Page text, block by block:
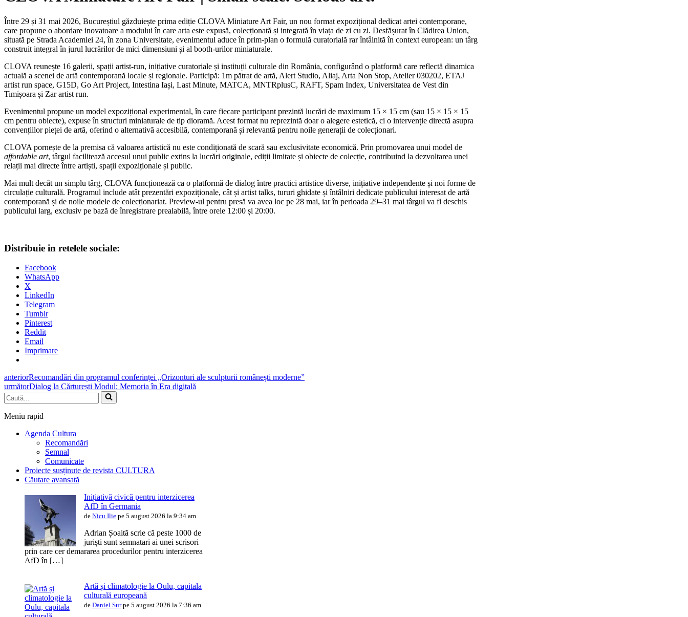
Între 29 și 31 mai 2026, Bucureștiul găzduiește prima ediție CLOVA Miniature Art Fair, un nou format expozițional dedicat artei contemporane,
care propune o abordare inovatoare a modului în care arta este expusă, colecționată și integrată în viața de zi cu zi. Desfășurat în Clădirea Union,
situată pe Strada Academiei 24, în zona Universitate, evenimentul aduce în prim-plan o formulă curatorială rar întâlnită în context european: un târg
construit integral în jurul lucrărilor de mici dimensiuni și al booth-urilor miniaturale.
CLOVA reunește 16 galerii, spații artist-run, inițiative curatoriale și instituții culturale din România, configurând o platformă care reflectă dinamica
actuală a scenei de artă contemporană locale și regionale. Participă: 1m pătrat de artă, Alert Studio, Aliaj, Arta Non Stop, Atelier 030202, ETAJ
artist run space, G15D, Go Art Project, Intestina Iași, Last Minute, MATCA, MNTRplusC, RAFT, Spam Index, Universitatea de Vest din
Timișoara și Zar artist run.
Evenimentul propune un model expozițional experimental, în care fiecare participant prezintă lucrări de maximum 15 × 15 cm (sau 15 × 15 × 15
cm pentru obiecte), expuse în structuri miniaturale de tip dioramă. Acest format nu reprezintă doar o alegere estetică, ci o intervenție directă asupra
convențiilor pieței de artă, oferind o alternativă accesibilă, contemporană și relevantă pentru noile generații de colecționari.
CLOVA pornește de la premisa că valoarea artistică nu este condiționată de scară sau exclusivitate economică. Prin promovarea unui model de
affordable art, târgul facilitează accesul unui public extins la lucrări originale, ediții limitate și obiecte de colecție, contribuind la dezvoltarea unei
relații mai directe între artiști, spații expoziționale și public.
Mai mult decât un simplu târg, CLOVA funcționează ca o platformă de dialog între practici artistice diverse, inițiative independente și noi forme de
circulație culturală. Programul include atât prezentări expoziționale, cât și artist talks, tururi ghidate și întâlniri dedicate publicului interesat de artă
contemporană și de noile modele de colecționariat. Preview-ul pentru presă va avea loc pe 28 mai, iar în perioada 29–31 mai târgul va fi deschis
publicului larg, exclusiv pe bază de înregistrare prealabilă, între orele 12:00 și 20:00.
Distribuie in retelele sociale:
Facebook
WhatsApp
X
LinkedIn
Telegram
Tumblr
Pinterest
Reddit
Email
Imprimare
anteriorRecomandări din programul conferinței „Orizonturi ale sculpturii românești moderne”
următorDialog la Cărturești Modul: Memoria în Era digitală
Caută...
Meniu rapid
Agenda Cultura
Recomandări
Semnal
Comunicate
Proiecte susținute de revista CULTURA
Căutare avansată
Inițiativă civică pentru interzicerea
AfD în Germania
de Nicu Ilie pe 5 august 2026 la 9:34 am
Adrian Șoaită scrie că peste 1000 de
juriști sunt semnatari ai unei scrisori
prin care cer demararea procedurilor pentru interzicerea
AfD în […]
Artă și climatologie la Oulu, capitala
culturală europeană
de Daniel Surpe 5 august 2026 la 7:36 am